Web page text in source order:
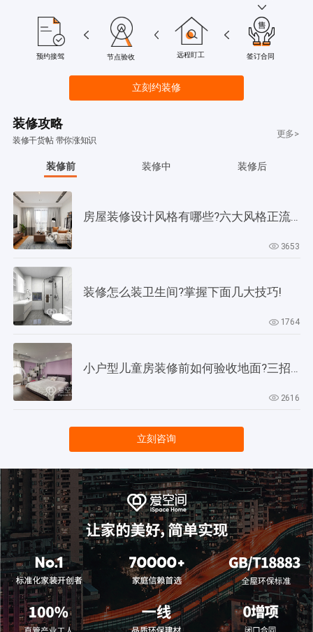
预约接驾 节点验收 远程盯工 签订合同
立刻约装修
装修攻略
装修干货帖 带你涨知识
更多>
装修前 装修中 装修后
房屋装修设计风格有哪些?六大风格正流行!
3653
装修怎么装卫生间?掌握下面几大技巧!
1764
2616
立刻咨询